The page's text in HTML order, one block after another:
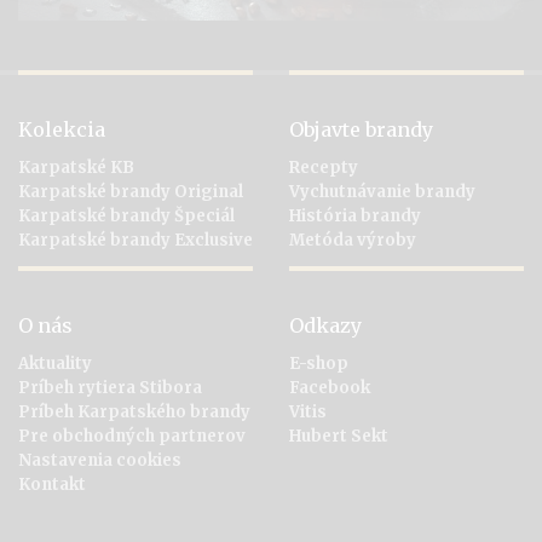
Kolekcia
Karpatské KB
Karpatské brandy Original
Karpatské brandy Špeciál
Karpatské brandy Exclusive
Objavte brandy
Recepty
Vychutnávanie brandy
História brandy
Metóda výroby
O nás
Aktuality
Príbeh rytiera Stibora
Príbeh Karpatského brandy
Pre obchodných partnerov
Nastavenia cookies
Kontakt
Odkazy
E-shop
Facebook
Vitis
Hubert Sekt